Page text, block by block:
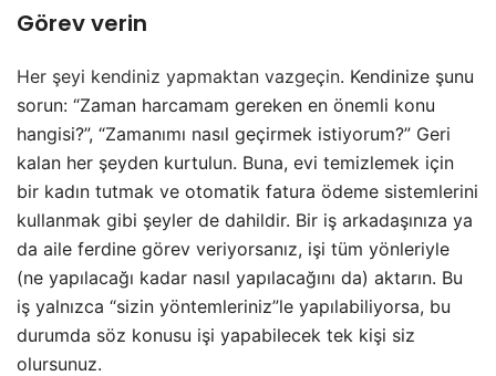
Görev verin
Her şeyi kendiniz yapmaktan vazgeçin. Kendinize şunu
sorun: “Zaman harcamam gereken en önemli konu
hangisi?”, “Zamanımı nasıl geçirmek istiyorum?” Geri
kalan her şeyden kurtulun. Buna, evi temizlemek için
bir kadın tutmak ve otomatik fatura ödeme sistemlerini
kullanmak gibi şeyler de dahildir. Bir iş arkadaşınıza ya
da aile ferdine görev veriyorsanız, işi tüm yönleriyle
(ne yapılacağı kadar nasıl yapılacağını da) aktarın. Bu
iş yalnızca “sizin yöntemleriniz”le yapılabiliyorsa, bu
durumda söz konusu işi yapabilecek tek kişi siz
olursunuz.